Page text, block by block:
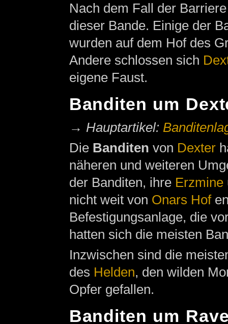
Nach dem Fall der
dieser Bande. Einige der
wurden auf dem Hof des
Andere schlossen sich
eigene Faust.
Banditen um
→ Hauptartikel:
Die Banditen von Dexter
näheren und weiteren
der Banditen, ihre Erzmine
nicht weit von Onars Hof
Befestigungsanlage, die
hatten sich die meisten
Inzwischen sind die
des Helden, den wilden
Opfer gefallen.
Banditen um